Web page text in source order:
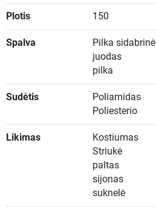
Plotis 150
Spalva
Pilka sidabrinė
juodas
pilka
Sudėtis
Poliamidas
Poliesterio
Likimas
Kostiumas
Striukė
paltas
sijonas
suknelė